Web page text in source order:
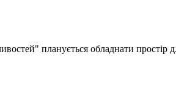
планується обладнати простір